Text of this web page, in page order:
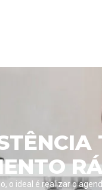
o ideal é realizar o